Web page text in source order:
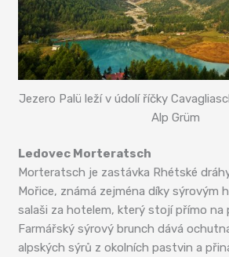
Jezero Palü leží v údolí říčky
Alp Grüm
Ledovec Morteratsch
Morteratsch je zastávka Rhétské
Mořice, známá zejména díky sýrovým
salaši za hotelem, který stojí přímo na
Farmářský sýrový brunch dává
alpských sýrů z okolních pastvin a